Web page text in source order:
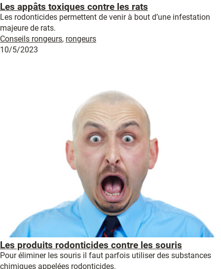
Les appâts toxiques contre les rats
Les rodonticides permettent de venir à bout d’une infestation
majeure de rats.
Conseils rongeurs, rongeurs
10/5/2023
Les produits rodonticides contre les souris
Pour éliminer les souris il faut parfois utiliser des substances
chimiques appelées rodonticides.